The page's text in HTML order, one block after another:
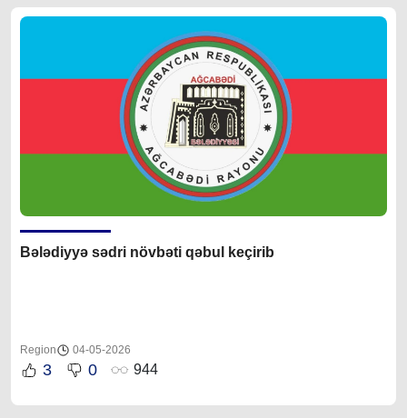
Bələdiyyə sədri növbəti qəbul keçirib
Region 04-05-2026
3 0 944